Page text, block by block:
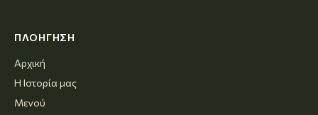
ΠΛΟΉΓΗΣΗ
Αρχική
Η Ιστορία μας
Μενού